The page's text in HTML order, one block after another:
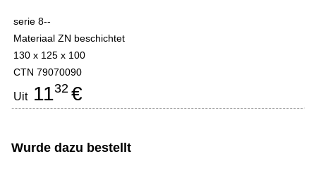
serie 8--
Materiaal ZN beschichtet
130 x 125 x 100
CTN 79070090
Uit1132 €
Wurde dazu bestellt